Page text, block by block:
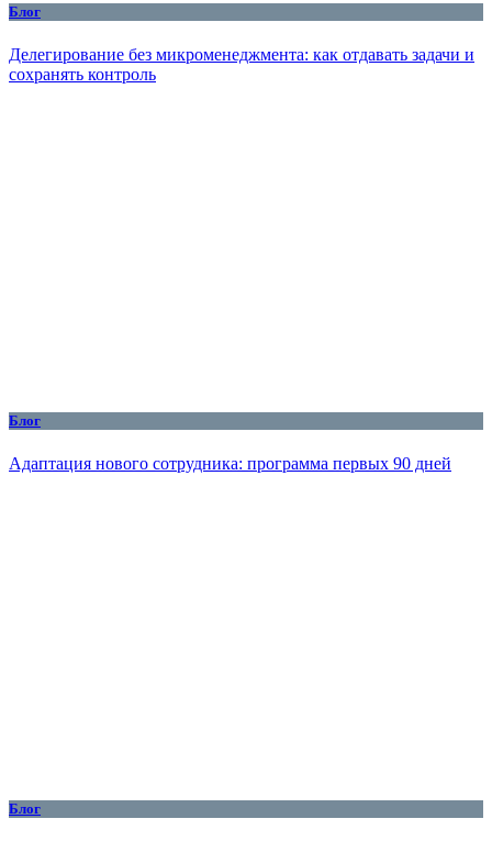
Блог
Делегирование без микроменеджмента: как отдавать задачи и
сохранять контроль
Блог
Адаптация нового сотрудника: программа первых 90 дней
Блог